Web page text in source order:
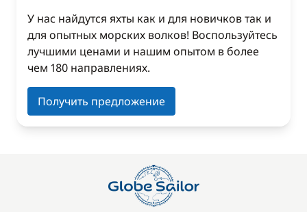
У нас найдутся яхты как и для новичков так и
для опытных морских волков! Воспользуйтесь
лучшими ценами и нашим опытом в более
чем 180 направлениях.
Получить предложение